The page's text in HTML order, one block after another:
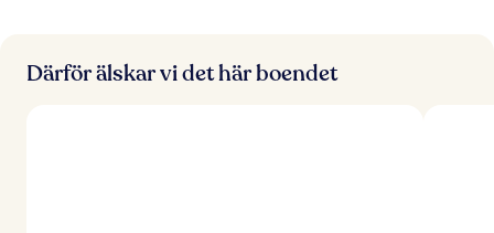
Därför älskar vi det här boendet